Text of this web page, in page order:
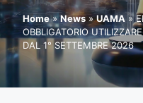
Home » News » UAMA »
OBBLIGATORIO
DAL 1° SETTEMBRE 2026